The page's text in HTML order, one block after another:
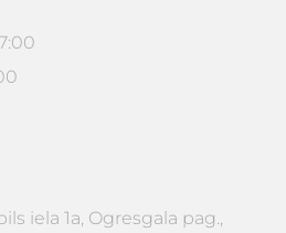
iela 1a, Ogresgala pag.,